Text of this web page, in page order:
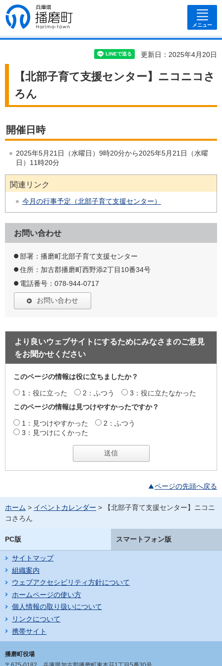
兵庫県 播磨
町
メニュー
更新日：2025年4月20日
【北部子育て支援センター】ニコニコさ
ろん
開催日時
2025年5月21日（水曜日）9時20分から2025年5月21日（水曜
日）11時20分
関連リンク
今月の行事予定（北部子育て支援センター）
お問い合わせ
部署：播磨町北部子育て支援センター
住所：加古郡播磨町西野添2丁目10番34号
電話番号：078-944-0717
お問い合わせ
より良いウェブサイトにするためにみなさまのご意見
をお聞かせください
このページの情報は役に立ちましたか？
1：役に立った 2：ふつう
3：役に立たなかった
このページの情報は見つけやすかったですか？
1：見つけやすかった
2：ふつう
3：見つけにくかった
ページの先頭へ戻る
ホーム > イベントカレンダー > 【北部子育て支援センター】ニコニ
コさろん
PC版 スマートフォン版
サイトマップ
組織案内
ウェブアクセシビリティ方針について
ホームページの使い方
個人情報の取り扱いについて
リンクについて
携帯サイト
播磨町役場